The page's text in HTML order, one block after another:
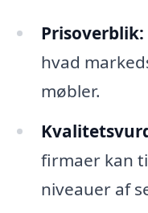
Prisoverblik:
hvad
møbler.
firmaer kan
niveauer af